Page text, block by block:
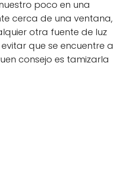
poco en una
cerca de una ventana,
otra fuente de luz
que se encuentre a
consejo es tamizarla